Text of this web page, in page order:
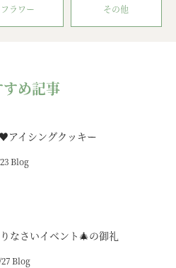
フラワー その他
め記事
アイシングクッキー
Blog
なさいイベント🎄の御礼
27 Blog